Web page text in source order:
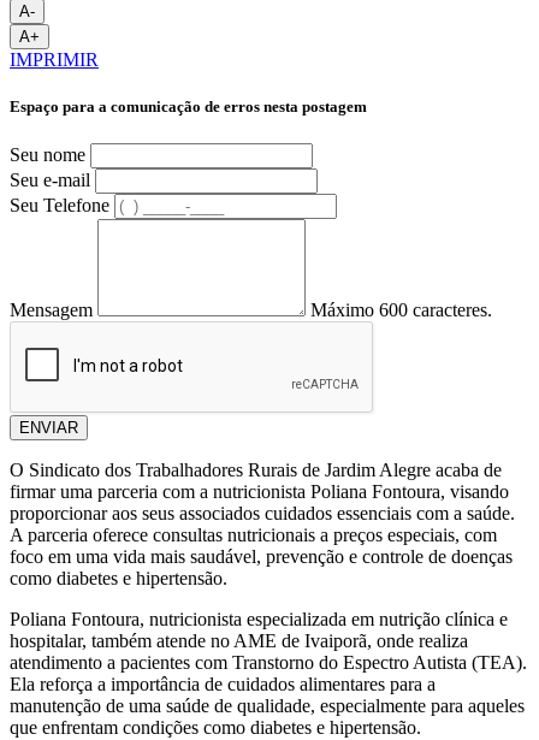
A-
A+
IMPRIMIR
Espaço para a comunicação de erros nesta postagem
Seu nome
Seu e-mail
Seu Telefone
Mensagem Máximo 600 caracteres.
ENVIAR
O Sindicato dos Trabalhadores Rurais de Jardim Alegre acaba de
firmar uma parceria com a nutricionista Poliana Fontoura, visando
proporcionar aos seus associados cuidados essenciais com a saúde.
A parceria oferece consultas nutricionais a preços especiais, com
foco em uma vida mais saudável, prevenção e controle de doenças
como diabetes e hipertensão.
Poliana Fontoura, nutricionista especializada em nutrição clínica e
hospitalar, também atende no AME de Ivaiporã, onde realiza
atendimento a pacientes com Transtorno do Espectro Autista (TEA).
Ela reforça a importância de cuidados alimentares para a
manutenção de uma saúde de qualidade, especialmente para aqueles
que enfrentam condições como diabetes e hipertensão.